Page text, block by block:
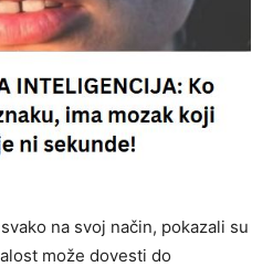
na svoj način, pokazali su
može dovesti do